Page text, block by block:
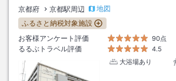
京都府 京都駅周辺
地図
ふるさと納税対象施設
お客様アンケート評価
90点
るるぶトラベル評価
4.5
大浴場あり